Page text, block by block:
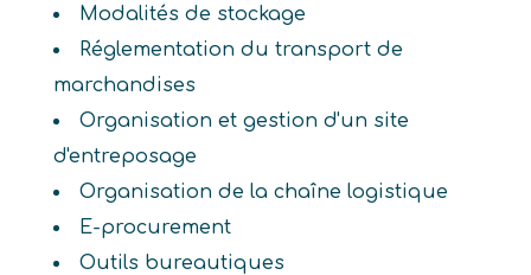
Modalités de stockage
Réglementation du transport de
marchandises
Organisation et gestion d'un site
d'entreposage
Organisation de la chaîne logistique
E-procurement
Outils bureautiques